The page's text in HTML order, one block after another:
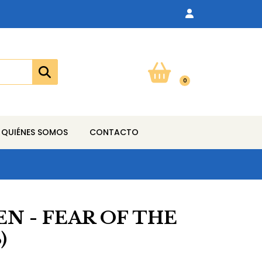
0
QUIÉNES SOMOS CONTACTO
- FEAR OF THE